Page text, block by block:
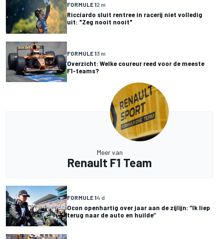
FORMULE 12 m
Ricciardo sluit rentree in racerij niet volledig
uit: "Zeg nooit nooit"
FORMULE 13 m
Overzicht: Welke coureur reed voor de meeste
F1-teams?
Meer van
Renault F1 Team
FORMULE 14 d
Ocon openhartig over jaar aan de zijlijn: “Ik liep
terug naar de auto en huilde”